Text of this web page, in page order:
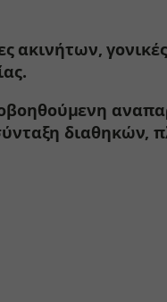
ακινήτων,
διαθηκών,